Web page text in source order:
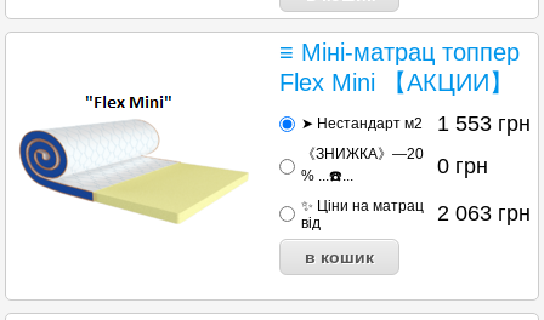
≡ Міні-матрац топпер
Flex Mini 【АКЦИИ】
➤ Нестандарт м2 1 553 грн
《ЗНИЖКА》—20
% ...☎️...
0 грн
✨ Ціни на матрац
від
2 063 грн